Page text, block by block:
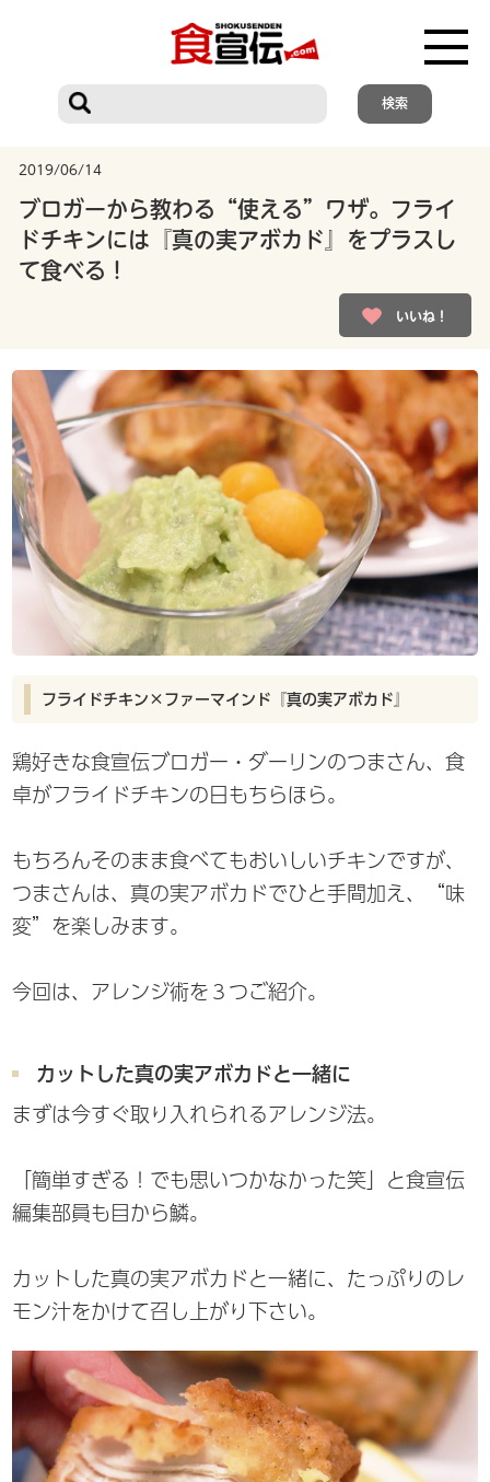
2019/06/14
ブロガーから教わる“使える”ワザ。フライ
ドチキンには『真の実アボカド』をプラスし
て食べる！
いいね！
フライドチキン×ファーマインド『真の実アボカド』
鶏好きな食宣伝ブロガー・ダーリンのつまさん、食
卓がフライドチキンの日もちらほら。
もちろんそのまま食べてもおいしいチキンですが、
つまさんは、真の実アボカドでひと手間加え、“味
変”を楽しみます。
今回は、アレンジ術を３つご紹介。
カットした真の実アボカドと一緒に
まずは今すぐ取り入れられるアレンジ法。
「簡単すぎる！でも思いつかなかった笑」と食宣伝
編集部員も目から鱗。
カットした真の実アボカドと一緒に、たっぷりのレ
モン汁をかけて召し上がり下さい。